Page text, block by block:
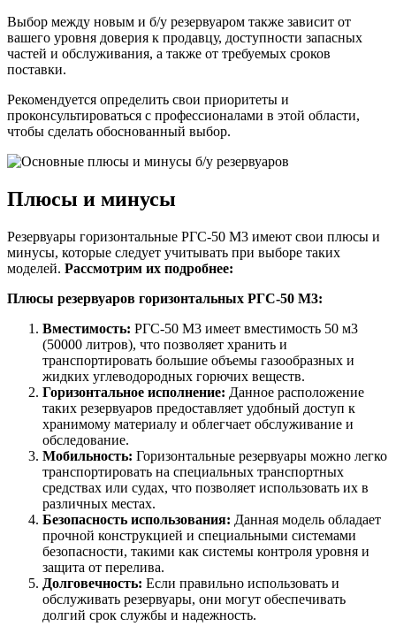
Выбор между новым и б/у резервуаром также зависит от
вашего уровня доверия к продавцу, доступности запасных
частей и обслуживания, а также от требуемых сроков
поставки.
Рекомендуется определить свои приоритеты и
проконсультироваться с профессионалами в этой области,
чтобы сделать обоснованный выбор.
Плюсы и минусы
Резервуары горизонтальные РГС-50 М3 имеют свои плюсы и
минусы, которые следует учитывать при выборе таких
моделей. Рассмотрим их подробнее:
Плюсы резервуаров горизонтальных РГС-50 М3:
Вместимость: РГС-50 М3 имеет вместимость 50 м3
(50000 литров), что позволяет хранить и
транспортировать большие объемы газообразных и
жидких углеводородных горючих веществ.
Горизонтальное исполнение: Данное расположение
таких резервуаров предоставляет удобный доступ к
хранимому материалу и облегчает обслуживание и
обследование.
Мобильность: Горизонтальные резервуары можно легко
транспортировать на специальных транспортных
средствах или судах, что позволяет использовать их в
различных местах.
Безопасность использования: Данная модель обладает
прочной конструкцией и специальными системами
безопасности, такими как системы контроля уровня и
защита от перелива.
Долговечность: Если правильно использовать и
обслуживать резервуары, они могут обеспечивать
долгий срок службы и надежность.